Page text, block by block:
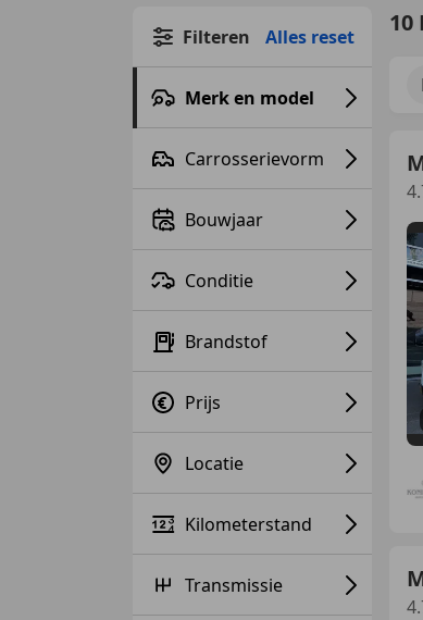
Filteren Alles reset
Merk en model
Carrosserievorm
Bouwjaar
Conditie
Brandstof
Prijs
Locatie
Kilometerstand
Transmissie
10